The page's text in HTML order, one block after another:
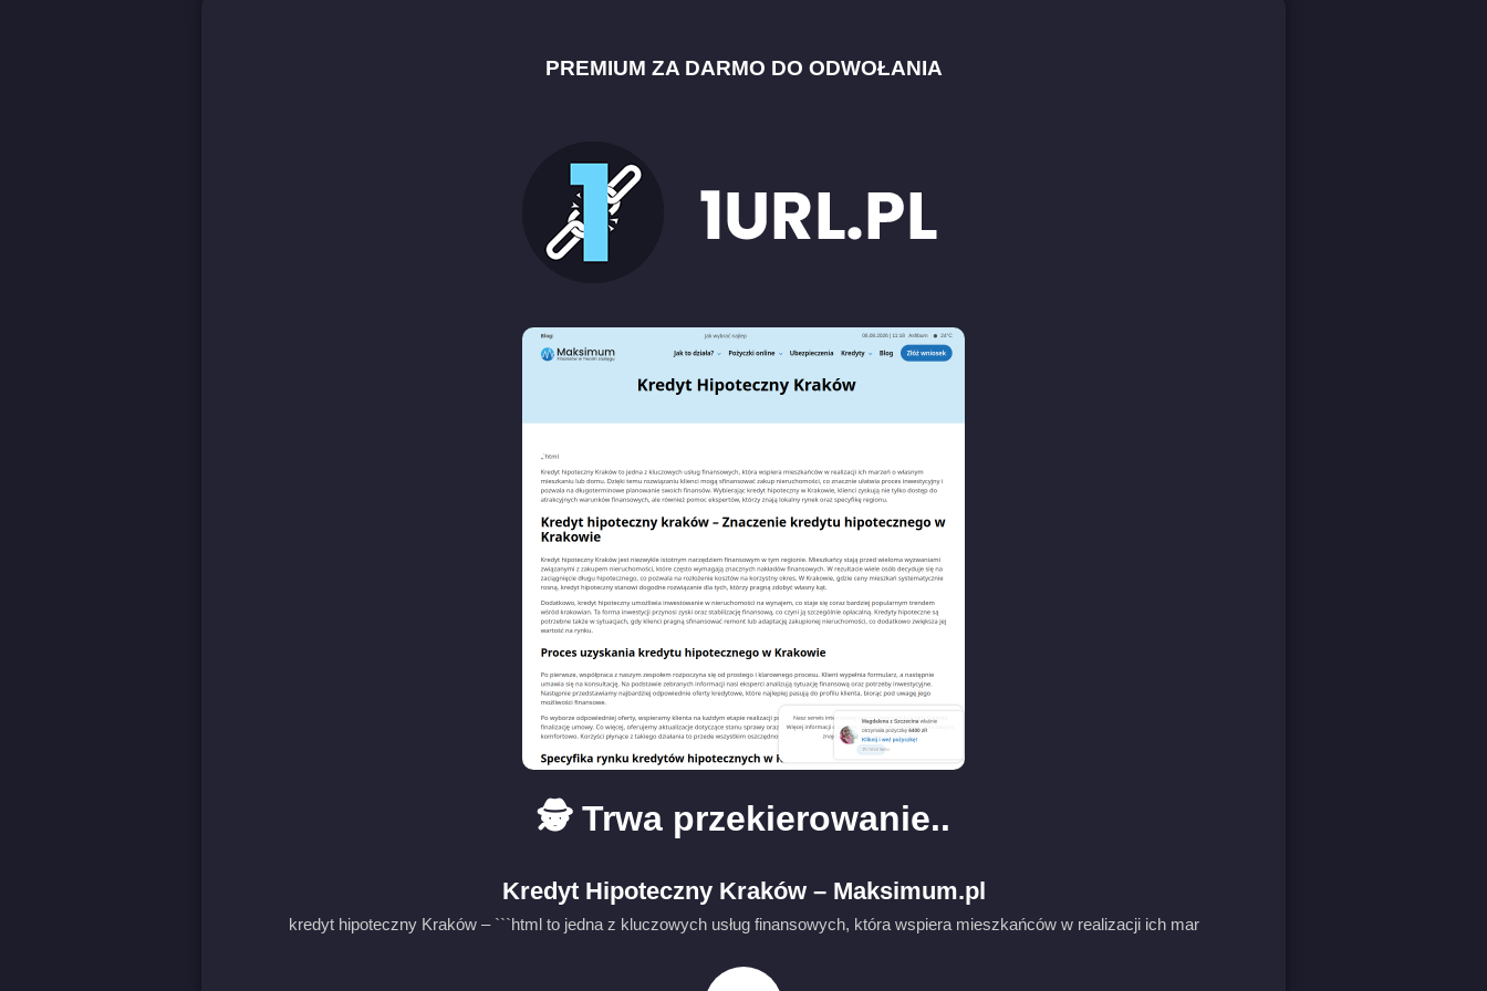
PREMIUM ZA DARMO DO ODWOŁANIA
🕵️ Trwa przekierowanie..
Kredyt Hipoteczny Kraków – Maksimum.pl
kredyt hipoteczny Kraków – ```html to jedna z kluczowych usług finansowych, która wspiera mieszkańców w realizacji ich mar